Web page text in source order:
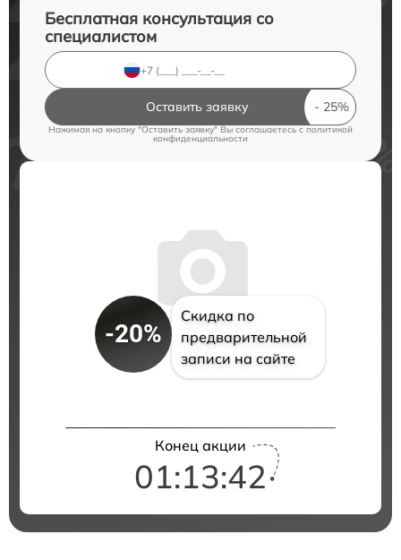
Бесплатная консультация со
специалистом
Оставить заявку
Нажимая на кнопку "Оставить заявку" Вы соглашаетесь cполитикой
конфиденциальности
-20%
Скидка по
предварительной
записи на сайте
Конец акции
01:13:41